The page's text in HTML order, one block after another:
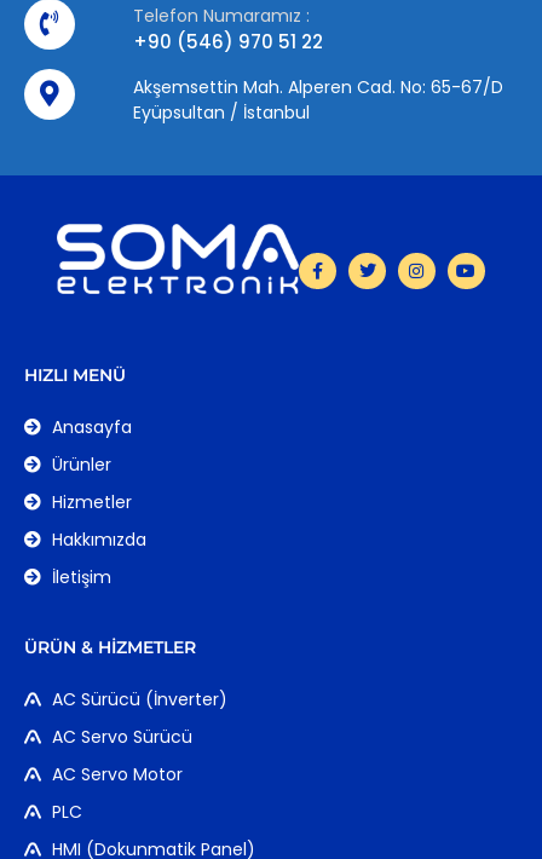
Telefon Numaramız :
+90 (546) 970 51 22
Akşemsettin Mah. Alperen Cad. No: 65-67/D
Eyüpsultan / İstanbul
HIZLI MENÜ
Anasayfa
Ürünler
Hizmetler
Hakkımızda
İletişim
ÜRÜN & HIZMETLER
AC Sürücü (İnverter)
AC Servo Sürücü
AC Servo Motor
PLC
HMI (Dokunmatik Panel)